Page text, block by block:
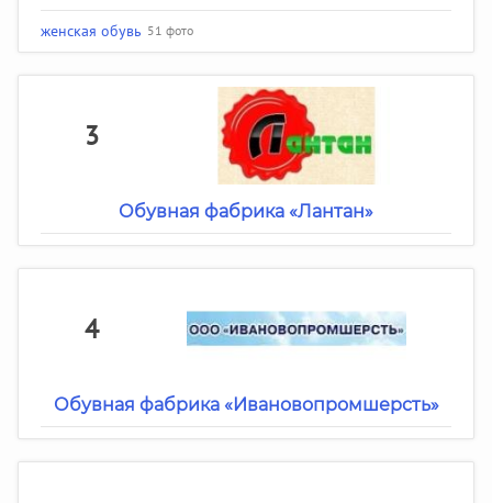
женская обувь 51 фото
3
Обувная фабрика «Лантан»
4
Обувная фабрика «Ивановопромшерсть»